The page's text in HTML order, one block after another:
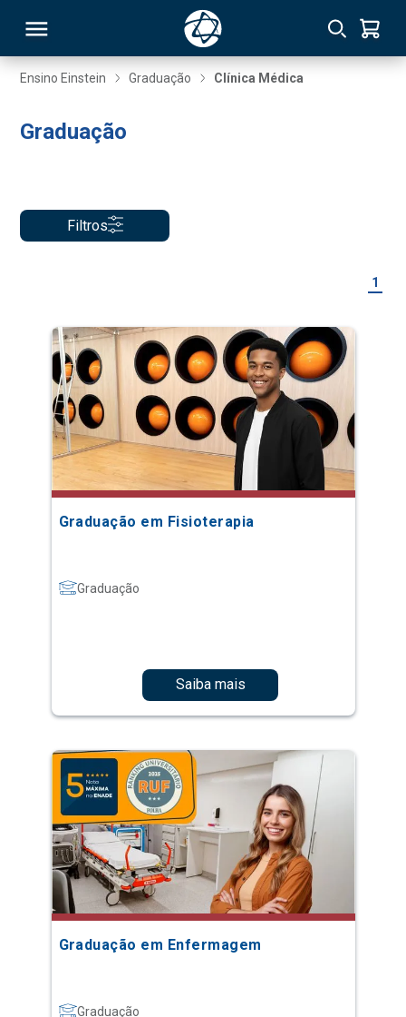
Ensino Einstein Graduação Clínica Médica
Graduação
Filtros
1
Graduação em Fisioterapia
Graduação
Saiba mais
Graduação em Enfermagem
Graduação